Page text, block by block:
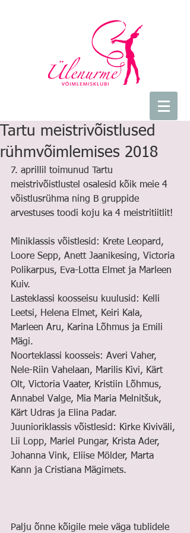
Tartu meistrivõistlused
rühmvõimlemises 2018
7. aprillil toimunud Tartu
meistrivõistlustel osalesid kõik meie 4
võistlusrühma ning B gruppide
arvestuses toodi koju ka 4 meistritiitlit!
Miniklassis võistlesid: Krete Leopard,
Loore Sepp, Anett Jaanikesing, Victoria
Polikarpus, Eva-Lotta Elmet ja Marleen
Kuiv.
Lasteklassi koosseisu kuulusid: Kelli
Leetsi, Helena Elmet, Keiri Kala,
Marleen Aru, Karina Lõhmus ja Emili
Mägi.
Noorteklassi koosseis: Averi Vaher,
Nele-Riin Vahelaan, Marilis Kivi, Kärt
Olt, Victoria Vaater, Kristiin Lõhmus,
Annabel Valge, Mia Maria Melnitšuk,
Kärt Udras ja Elina Padar.
Juunioriklassis võistlesid: Kirke Kiviväli,
Lii Lopp, Mariel Pungar, Krista Ader,
Johanna Vink, Eliise Mölder, Marta
Kann ja Cristiana Mägimets.
Palju õnne kõigile meie väga tublidele